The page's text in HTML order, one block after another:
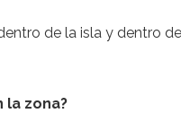
de la isla y dentro
la zona?